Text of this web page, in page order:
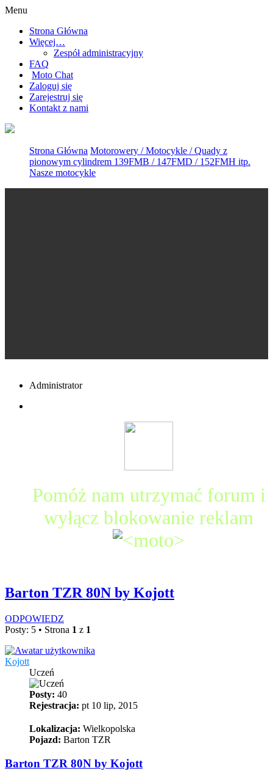
Menu
Strona Główna
Więcej…
Zespół administracyjny
FAQ
Moto Chat
Zaloguj się
Zarejestruj się
Kontakt z nami
Strona Główna Motorowery / Motocykle / Quady z
pionowym cylindrem 139FMB / 147FMD / 152FMH itp.
Nasze motocykle
Administrator
Pomóż nam utrzymać forum i
wyłącz blokowanie reklam
Barton TZR 80N by Kojott
ODPOWIEDZ
Posty: 5 • Strona 1 z 1
Kojott
Uczeń
Posty: 40
Rejestracja: pt 10 lip, 2015
Lokalizacja: Wielkopolska
Pojazd: Barton TZR
Barton TZR 80N by Kojott